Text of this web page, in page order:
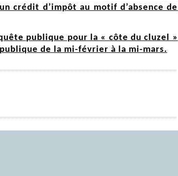
crédit d’impôt au motif d’absence de
publique pour la « côte du cluzel »
de la mi-février à la mi-mars.